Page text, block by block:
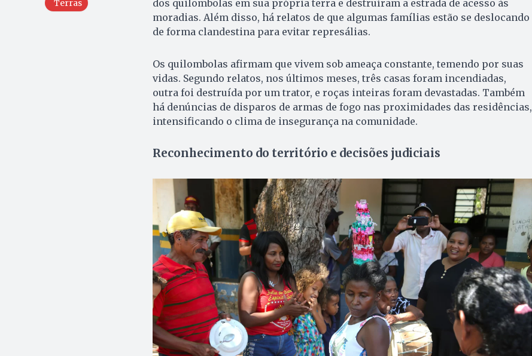
Terras
dos quilombolas em sua própria terra e destruíram a estrada de acesso às
moradias. Além disso, há relatos de que algumas famílias estão se deslocando
de forma clandestina para evitar represálias.
Os quilombolas afirmam que vivem sob ameaça constante, temendo por suas
vidas. Segundo relatos, nos últimos meses, três casas foram incendiadas,
outra foi destruída por um trator, e roças inteiras foram devastadas. Também
há denúncias de disparos de armas de fogo nas proximidades das residências,
intensificando o clima de insegurança na comunidade.
Reconhecimento do território e decisões judiciais